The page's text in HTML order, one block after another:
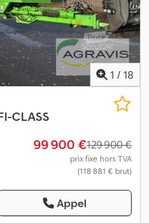
1 / 18
CLASS
99 900 €129 900 €
prix fixe hors TVA
(118 881 € brut)
Appel